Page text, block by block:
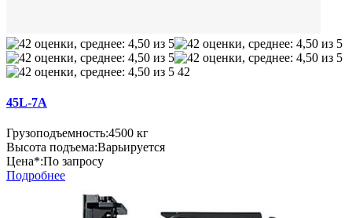
42
45L-7А
Грузоподъемность:4500 кг
Высота подъема:Варьируется
Цена*:По запросу
Подробнее